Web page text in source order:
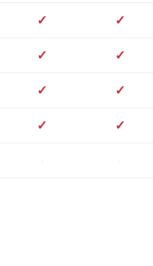
✓ ✓
✓ ✓
✓ ✓
✓ ✓
· ·